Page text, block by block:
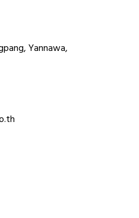
Yannawa,